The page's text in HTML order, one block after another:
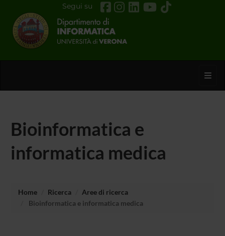
Segui su
Bioinformatica e
informatica medica
Home Ricerca
Aree di ricerca
Bioinformatica e informatica medica